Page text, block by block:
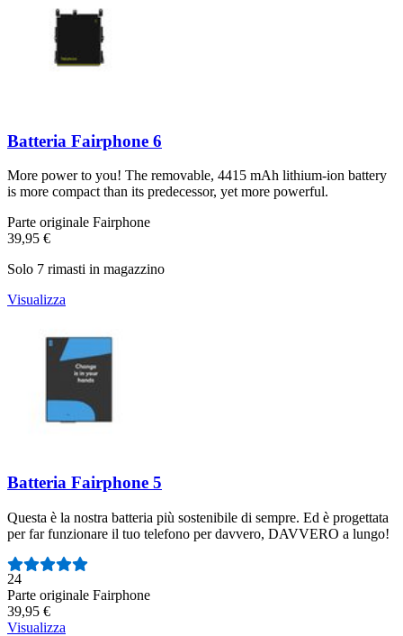
Batteria Fairphone 6
More power to you! The removable, 4415 mAh lithium-ion battery
is more compact than its predecessor, yet more powerful.
Parte originale Fairphone
39,95 €
Solo 7 rimasti in magazzino
Visualizza
Batteria Fairphone 5
Questa è la nostra batteria più sostenibile di sempre. Ed è progettata
per far funzionare il tuo telefono per davvero, DAVVERO a lungo!
Numero di recensioni:
24
Parte originale Fairphone
39,95 €
Visualizza